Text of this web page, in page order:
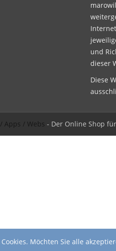
und
dieser
Diese
Apps / Webs - Der Online Shop
Möchten Sie alle